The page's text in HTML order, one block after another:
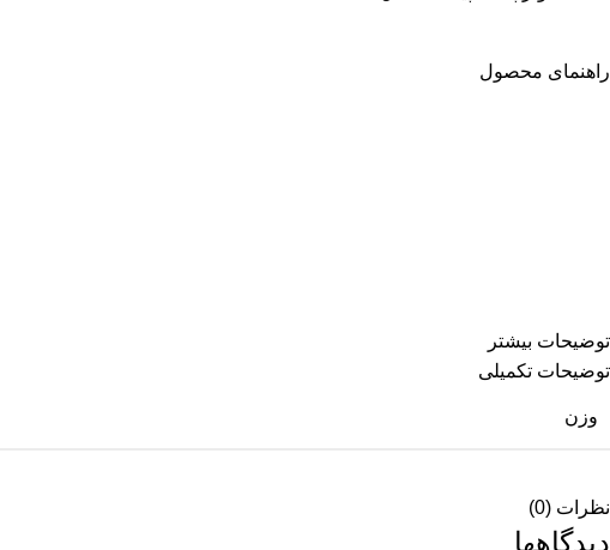
راهنمای محصول
توضیحات بیشتر
توضیحات تکمیلی
وزن
نظرات (0)
دیدگاهها